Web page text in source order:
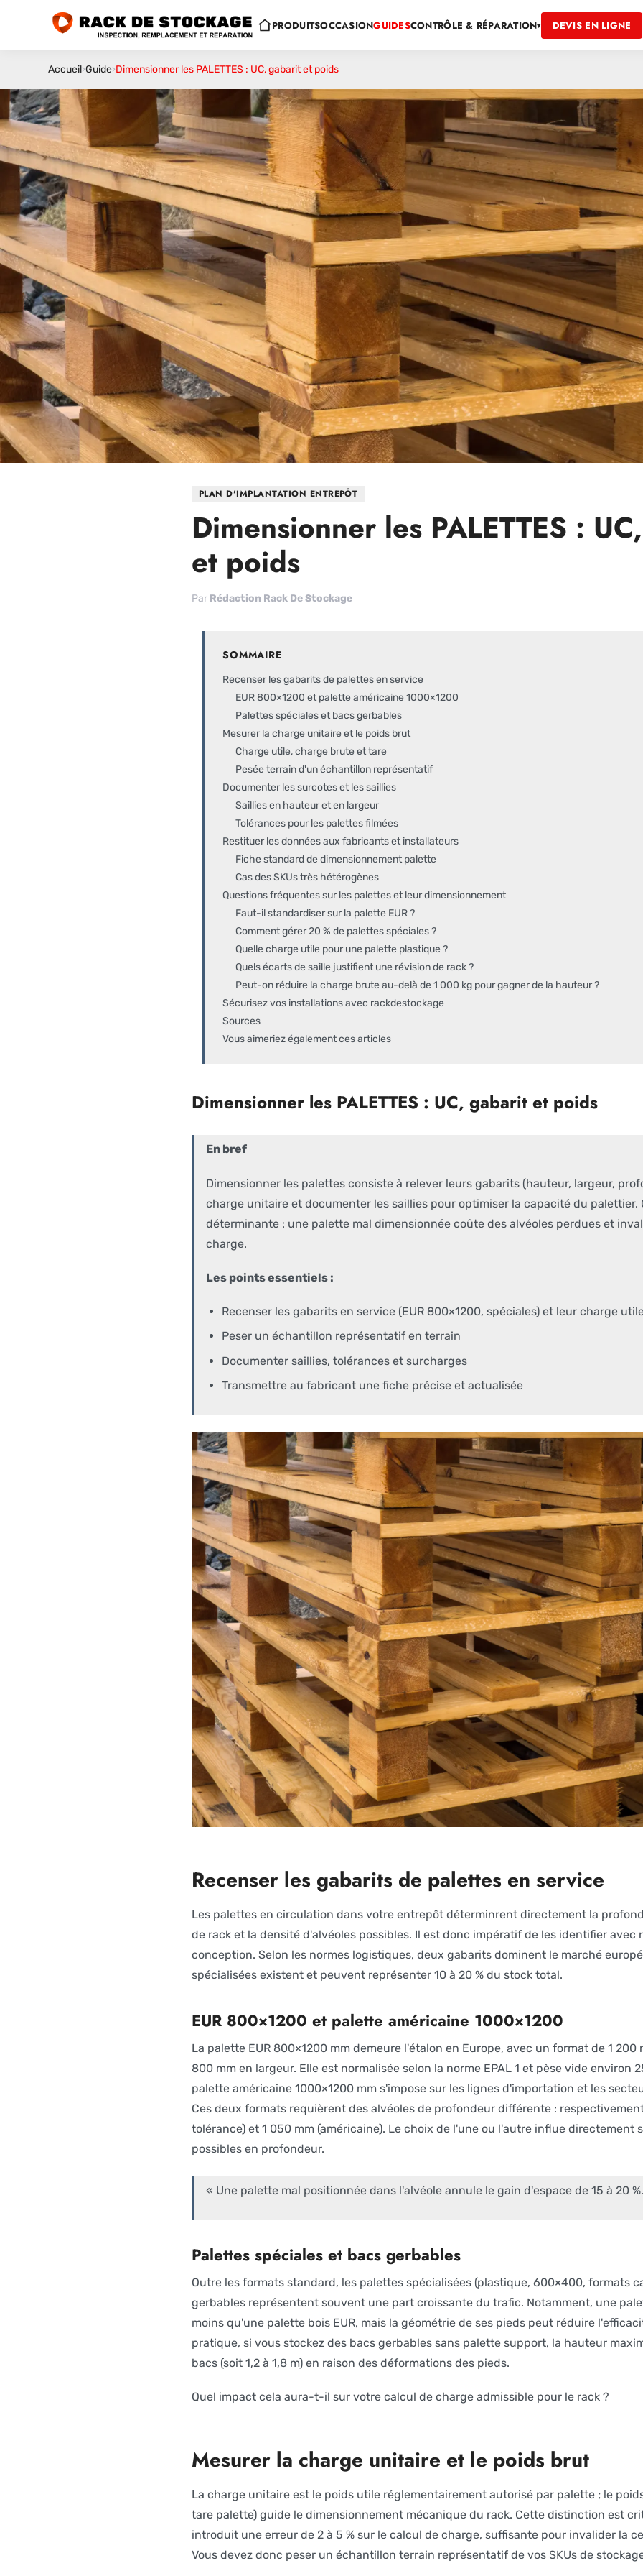
PRODUITSOCCASIONGUIDESCONTRÔLE & RÉPARATION▾ DEVIS EN LIGNE
Accueil›Guide›Dimensionner les PALETTES : UC, gabarit et poids
PLAN D'IMPLANTATION ENTREPÔT
Dimensionner les PALETTES :
et poids
Par Rédaction Rack De Stockage
SOMMAIRE
Recenser les gabarits de palettes en service
EUR 800×1200 et palette américaine 1000×1200
Palettes spéciales et bacs gerbables
Mesurer la charge unitaire et le poids brut
Charge utile, charge brute et tare
Pesée terrain d'un échantillon représentatif
Documenter les surcotes et les saillies
Saillies en hauteur et en largeur
Tolérances pour les palettes filmées
Restituer les données aux fabricants et installateurs
Fiche standard de dimensionnement palette
Cas des SKUs très hétérogènes
Questions fréquentes sur les palettes et leur dimensionnement
Faut-il standardiser sur la palette EUR ?
Comment gérer 20 % de palettes spéciales ?
Quelle charge utile pour une palette plastique ?
Quels écarts de saille justifient une révision de rack ?
Peut-on réduire la charge brute au-delà de 1 000 kg pour gagner de la hauteur ?
Sécurisez vos installations avec rackdestockage
Sources
Vous aimeriez également ces articles
Dimensionner les PALETTES : UC, gabarit et poids
En bref
Dimensionner les palettes consiste à relever leurs gabarits (hauteur, largeur,
charge unitaire et documenter les saillies pour optimiser la capacité du palettier.
déterminante : une palette mal dimensionnée coûte des alvéoles perdues et
charge.
Les points essentiels :
Recenser les gabarits en service (EUR 800×1200, spéciales) et leur charge
Peser un échantillon représentatif en terrain
Documenter saillies, tolérances et surcharges
Transmettre au fabricant une fiche précise et actualisée
Recenser les gabarits de palettes en service
Les palettes en circulation dans votre entrepôt déterminrent directement la
de rack et la densité d'alvéoles possibles. Il est donc impératif de les identifier
conception. Selon les normes logistiques, deux gabarits dominent le marché
spécialisées existent et peuvent représenter 10 à 20 % du stock total.
EUR 800×1200 et palette américaine 1000×1200
La palette EUR 800×1200 mm demeure l'étalon en Europe, avec un format de 1
800 mm en largeur. Elle est normalisée selon la norme EPAL 1 et pèse vide environ
palette américaine 1000×1200 mm s'impose sur les lignes d'importation et les
Ces deux formats requièrent des alvéoles de profondeur différente :
tolérance) et 1 050 mm (américaine). Le choix de l'une ou l'autre influe directement
possibles en profondeur.
« Une palette mal positionnée dans l'alvéole annule le gain d'espace de 15 à 20
Palettes spéciales et bacs gerbables
Outre les formats standard, les palettes spécialisées (plastique, 600×400, formats
gerbables représentent souvent une part croissante du trafic. Notamment, une
moins qu'une palette bois EUR, mais la géométrie de ses pieds peut réduire
pratique, si vous stockez des bacs gerbables sans palette support, la hauteur
bacs (soit 1,2 à 1,8 m) en raison des déformations des pieds.
Quel impact cela aura-t-il sur votre calcul de charge admissible pour le rack ?
Mesurer la charge unitaire et le poids brut
La charge unitaire est le poids utile réglementairement autorisé par palette ; le
tare palette) guide le dimensionnement mécanique du rack. Cette distinction est
introduit une erreur de 2 à 5 % sur le calcul de charge, suffisante pour invalider la
Vous devez donc peser un échantillon terrain représentatif de vos SKUs de